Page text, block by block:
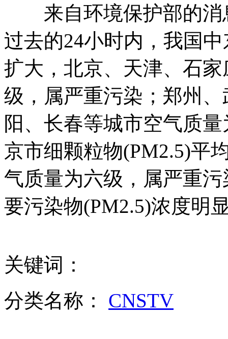
山西运城恶犬咬伤多人 警民合力深夜将其击毙
女孩北京地铁殴打老人 痛下狠手拳打脚踢
无痛分娩是否安全 医生回应
外交部：反对强权政治霸凌主义
外交部：有关国家言论片面不公正
安徽一实载49人客车翻车
走！跟着总书记去植树
消防员救轻生者 花炮节热闹非凡 减压"枕头大战"
来自环境保护部的消
过去的24小时内，我国
扩大，北京、天津、石
级，属严重污染；郑州
阳、长春等城市空气质
京市细颗粒物(PM2.5)平
气质量为六级，属严重
要污染物(PM2.5)浓度明
关键词：
分类名称： CNSTV